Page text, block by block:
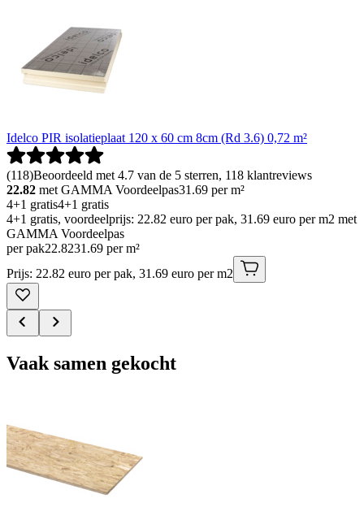
Idelco PIR isolatieplaat 120 x 60 cm 8cm (Rd 3.6) 0,72 m²
(118)Beoordeeld met 4.7 van de 5 sterren, 118 klantreviews
22.82 met GAMMA Voordeelpas31.69 per m²
4+1 gratis4+1 gratis
4+1 gratis, voordeelprijs: 22.82 euro per pak, 31.69 euro per m2 met
GAMMA Voordeelpas
per pak22.8231.69 per m²
Prijs: 22.82 euro per pak, 31.69 euro per m2
Vaak samen gekocht